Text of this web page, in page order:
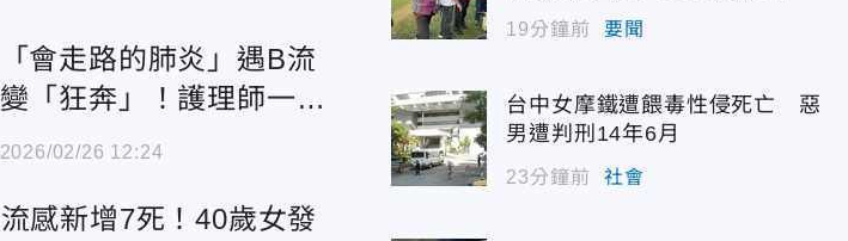
「會走路的肺炎」遇B流
變「狂奔」！護理師一家
7口5人中...超崩潰
2026/02/26 12:24
流感新增7死！40歲女發
19分鐘前 要聞
台中女摩鐵遭餵毒性侵死亡 惡
男遭判刑14年6月
23分鐘前 社會